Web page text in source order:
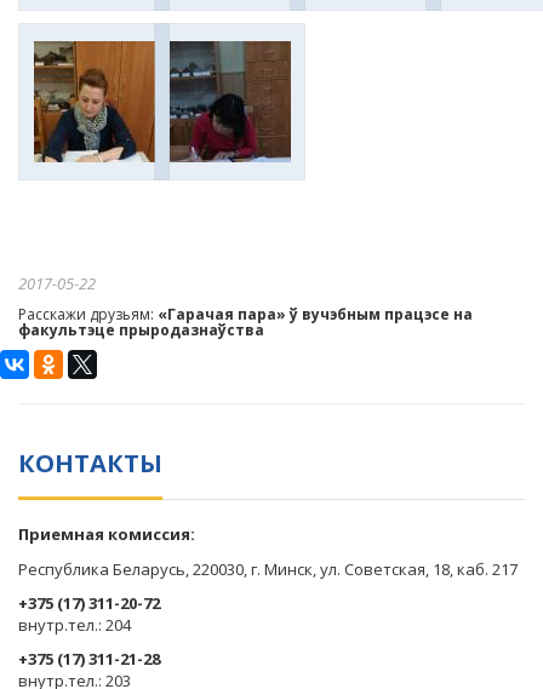
2017-05-22
Расскажи друзьям: «Гарачая пара» ў вучэбным працэсе на
факультэце прыродазнаўства
КОНТАКТЫ
Приемная комиссия:
Республика Беларусь, 220030, г. Минск, ул. Советская, 18, каб. 217
+375 (17) 311-20-72
​внутр.тел.: 204
+375 (17) 311-21-28
​внутр.тел.: 203